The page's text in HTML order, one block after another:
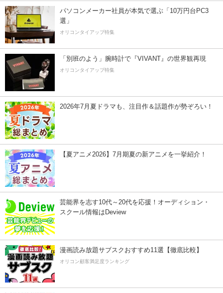
パソコンメーカー社員が本気で選ぶ「10万円台PC3
選」
オリコンタイアップ特集
「別班のよう」腕時計で『VIVANT』の世界観再現
オリコンタイアップ特集
2026年7月夏ドラマも、注目作＆話題作が勢ぞろい！
【夏アニメ2026】7月期夏の新アニメを一挙紹介！
芸能界を志す10代～20代を応援！オーディション・
スクール情報はDeview
漫画読み放題サブスクおすすめ11選【徹底比較】
オリコン顧客満足度ランキング